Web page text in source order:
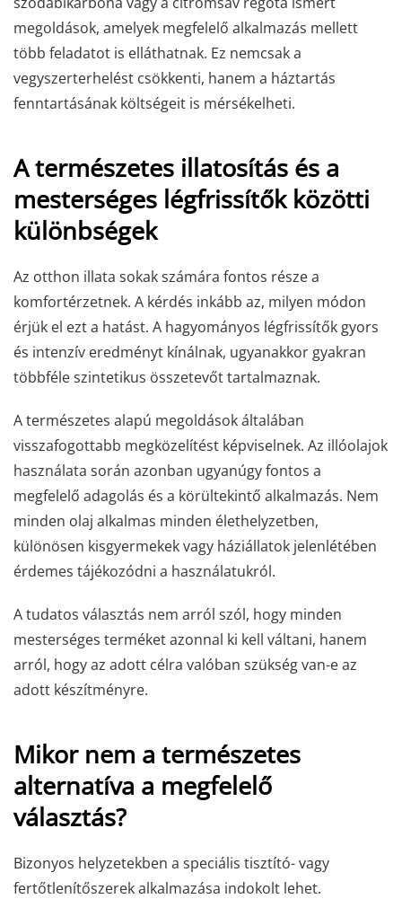
megoldások, amelyek megfelelő alkalmazás mellett
több feladatot is elláthatnak. Ez nemcsak a
vegyszerterhelést csökkenti, hanem a háztartás
fenntartásának költségeit is mérsékelheti.
A természetes illatosítás és a
mesterséges légfrissítők közötti
különbségek
Az otthon illata sokak számára fontos része a
komfortérzetnek. A kérdés inkább az, milyen módon
érjük el ezt a hatást. A hagyományos légfrissítők gyors
és intenzív eredményt kínálnak, ugyanakkor gyakran
többféle szintetikus összetevőt tartalmaznak.
A természetes alapú megoldások általában
visszafogottabb megközelítést képviselnek. Az illóolajok
használata során azonban ugyanúgy fontos a
megfelelő adagolás és a körültekintő alkalmazás. Nem
minden olaj alkalmas minden élethelyzetben,
különösen kisgyermekek vagy háziállatok jelenlétében
érdemes tájékozódni a használatukról.
A tudatos választás nem arról szól, hogy minden
mesterséges terméket azonnal ki kell váltani, hanem
arról, hogy az adott célra valóban szükség van-e az
adott készítményre.
Mikor nem a természetes
alternatíva a megfelelő
választás?
Bizonyos helyzetekben a speciális tisztító- vagy
fertőtlenítőszerek alkalmazása indokolt lehet.